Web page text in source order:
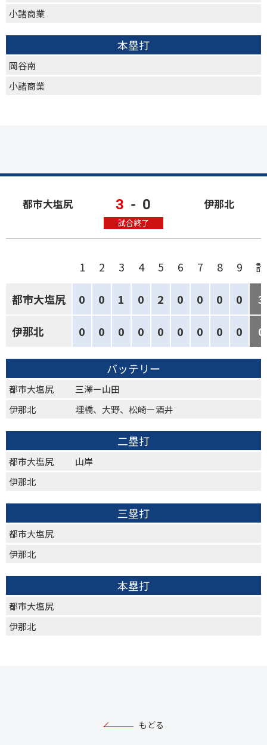
小諸商業
本塁打
岡谷南
小諸商業
都市大塩尻 3 - 0
試合終了
伊那北
1 2 3 4 5 6 7 8 9 計
都市大塩尻 0 0 1 0 2 0 0 0 0 3
伊那北 0 0 0 0 0 0 0 0 0 0
バッテリー
都市大塩尻
三澤ー山田
伊那北
埋橋、大野、松崎ー酒井
二塁打
都市大塩尻
山岸
伊那北
三塁打
都市大塩尻
伊那北
本塁打
都市大塩尻
伊那北
もどる